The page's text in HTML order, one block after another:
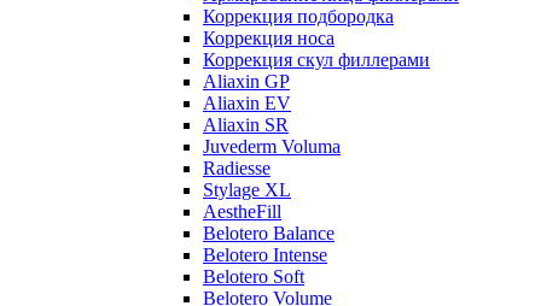
Коррекция подбородка
Коррекция носа
Коррекция скул филлерами
Aliaxin GP
Aliaxin EV
Aliaxin SR
Juvederm Voluma
Radiesse
Stylage XL
AestheFill
Belotero Balance
Belotero Intense
Belotero Soft
Belotero Volume